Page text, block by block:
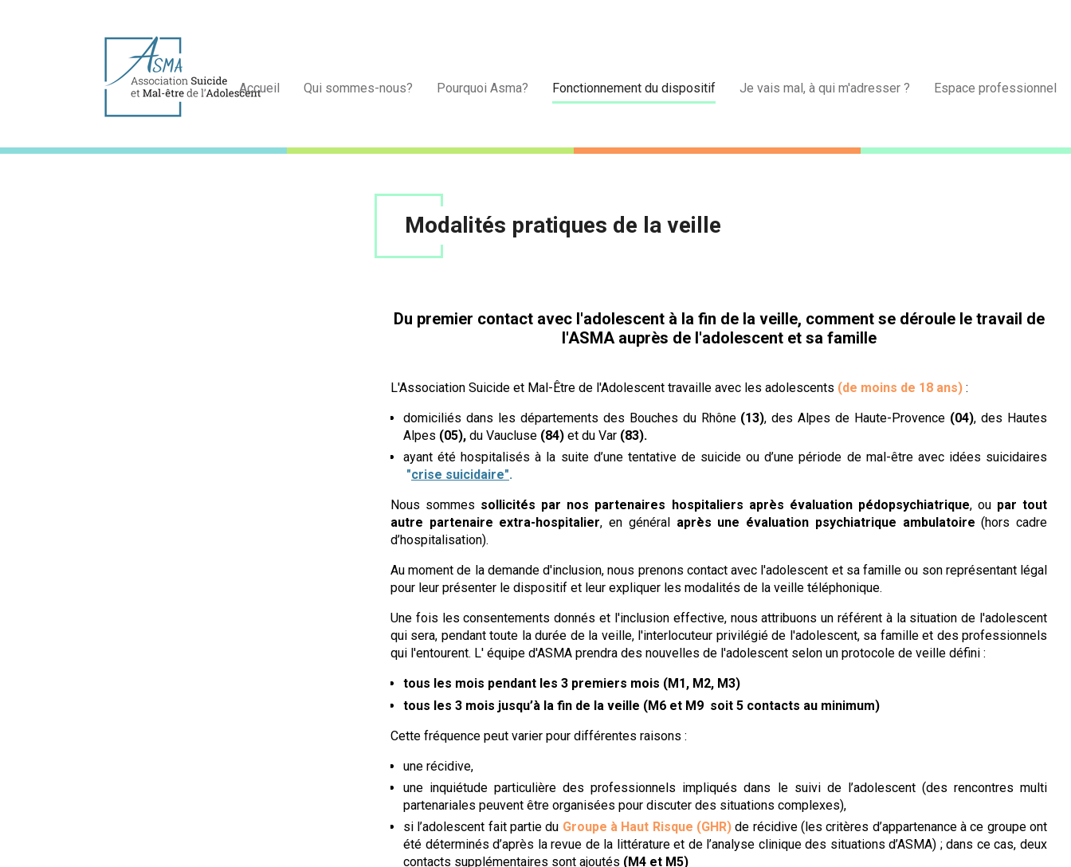
Modalités pratiques de la veille
Du premier contact avec l'adolescent à la fin de la veille, comment se déroule le travail de
l'ASMA auprès de l'adolescent et sa famille
L'Association Suicide et Mal-Être de l'Adolescent travaille avec les adolescents (de moins de 18 ans) :
domiciliés dans les départements des Bouches du Rhône (13), des Alpes de Haute-Provence (04), des Hautes
Alpes (05), du Vaucluse (84) et du Var (83).
ayant été hospitalisés à la suite d’une tentative de suicide ou d’une période de mal-être avec idées suicidaires
"crise suicidaire".
Nous sommes sollicités par nos partenaires hospitaliers après évaluation pédopsychiatrique, ou par tout
autre partenaire extra-hospitalier, en général après une évaluation psychiatrique ambulatoire (hors cadre
d’hospitalisation).
Au moment de la demande d'inclusion, nous prenons contact avec l'adolescent et sa famille ou son représentant légal
pour leur présenter le dispositif et leur expliquer les modalités de la veille téléphonique.
Une fois les consentements donnés et l'inclusion effective, nous attribuons un référent à la situation de l'adolescent
qui sera, pendant toute la durée de la veille, l'interlocuteur privilégié de l'adolescent, sa famille et des professionnels
qui l'entourent. L' équipe d'ASMA prendra des nouvelles de l'adolescent selon un protocole de veille défini :
tous les mois pendant les 3 premiers mois (M1, M2, M3)
tous les 3 mois jusqu’à la fin de la veille (M6 et M9 soit 5 contacts au minimum)
Cette fréquence peut varier pour différentes raisons :
une récidive,
une inquiétude particulière des professionnels impliqués dans le suivi de l’adolescent (des rencontres multi
partenariales peuvent être organisées pour discuter des situations complexes),
si l’adolescent fait partie du Groupe à Haut Risque (GHR)de récidive (les critères d’appartenance à ce groupe ont
été déterminés d’après la revue de la littérature et de l’analyse clinique des situations d’ASMA) ; dans ce cas, deux
contacts supplémentaires sont ajoutés (M4 et M5)
Accueil Qui sommes-nous? Pourquoi Asma? Fonctionnement du dispositif Je vais mal, à qui m'adresser ? Espace professionnel